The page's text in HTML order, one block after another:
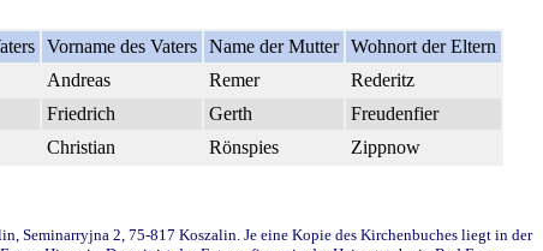
Vorname des Vaters Name der Mutter Wohnort der Eltern
Andreas Remer
Rederitz
Friedrich Gerth
Freudenfier
Christian Rönspies Zippnow
Seminarryjna 2, 75-817 Koszalin. Je eine Kopie des Kirchenbuches liegt in der